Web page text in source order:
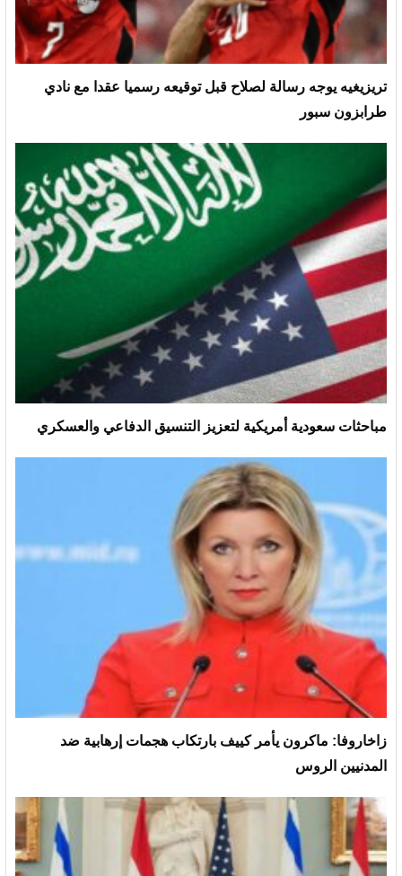
تريزيغيه يوجه رسالة لصلاح قبل توقيعه رسميا عقدا مع نادي
طرابزون سبور
مباحثات سعودية أمريكية لتعزيز التنسيق الدفاعي والعسكري
زاخاروفا: ماكرون يأمر كييف بارتكاب هجمات إرهابية ضد
المدنيين الروس